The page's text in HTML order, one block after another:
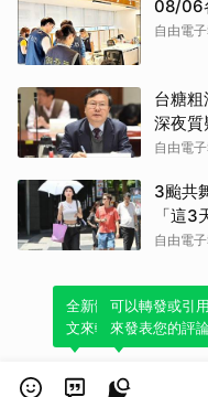
08/06
自由電
台糖
深夜質
自由電
3颱共
「這3
自由電
全新體驗！一鍵引用
文來輕鬆表達個人立
可以轉發或引
來發表您的評